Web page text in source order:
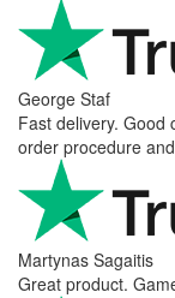
George Staf
Fast delivery. Good
order procedure
Martynas Sagaitis
Great product.